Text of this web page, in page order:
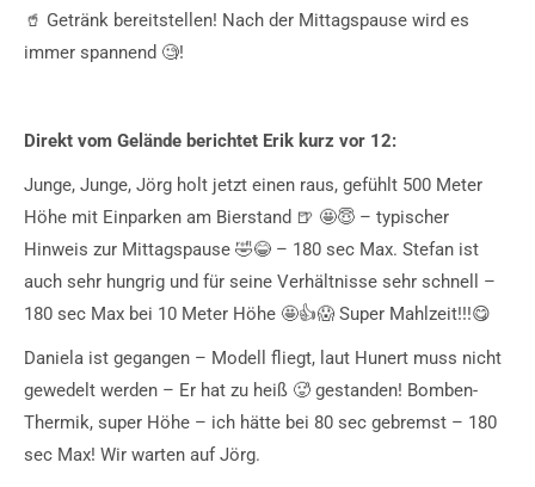
🥤 Getränk bereitstellen! Nach der Mittagspause wird es
immer spannend 🧐!
Direkt vom Gelände berichtet Erik kurz vor 12:
Junge, Junge, Jörg holt jetzt einen raus, gefühlt 500 Meter
Höhe mit Einparken am Bierstand 🍺 🤩😇 – typischer
Hinweis zur Mittagspause 🤣😂 – 180 sec Max. Stefan ist
auch sehr hungrig und für seine Verhältnisse sehr schnell –
180 sec Max bei 10 Meter Höhe 🤩👍😱 Super Mahlzeit!!!😋
Daniela ist gegangen – Modell fliegt, laut Hunert muss nicht
gewedelt werden – Er hat zu heiß 🥵 gestanden! Bomben-
Thermik, super Höhe – ich hätte bei 80 sec gebremst – 180
sec Max! Wir warten auf Jörg.